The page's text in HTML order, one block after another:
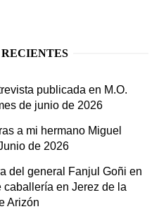
publicada en M.O.
de junio de 2026
a mi hermano Miguel
de 2026
del general Fanjul Goñi en
caballería en Jerez de la
Arizón